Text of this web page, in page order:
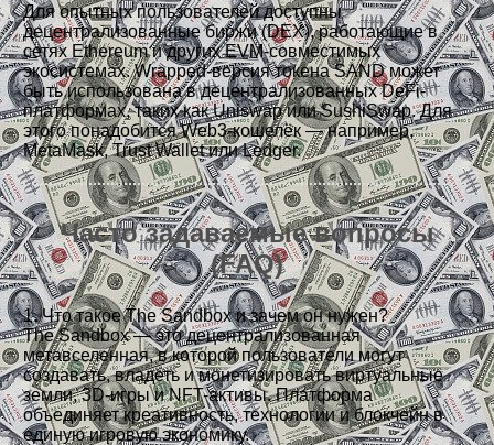
Для опытных пользователей доступны
децентрализованные биржи (DEX), работающие в
сетях Ethereum и других EVM-совместимых
экосистемах. Wrapped-версия токена SAND может
быть использована в децентрализованных DeFi-
платформах, таких как Uniswap или SushiSwap. Для
этого понадобится Web3-кошелёк — например,
MetaMask, Trust Wallet или Ledger.
Часто задаваемые вопросы
(FAQ)
1. Что такое The Sandbox и зачем он нужен?
The Sandbox — это децентрализованная
метавселенная, в которой пользователи могут
создавать, владеть и монетизировать виртуальные
земли, 3D-игры и NFT-активы. Платформа
объединяет креативность, технологии и блокчейн в
единую игровую экономику.